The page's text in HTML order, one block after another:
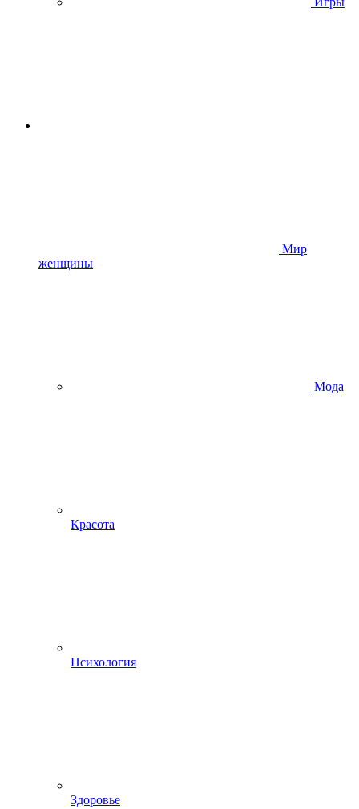
Мир
женщины
Мода
Красота
Психология
Здоровье